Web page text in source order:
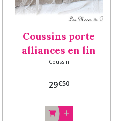
Coussins porte
alliances en lin
Champêtre
personnalisés,
Coussin
29€50